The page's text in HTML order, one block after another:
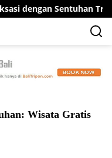
dengan Sentuhan
Wisata Gratis